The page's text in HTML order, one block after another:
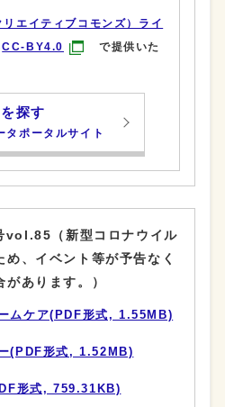
エイティブコモンズ）ライ
CC-BY4.0
で提供いた
探す
タポータルサイト
vol.85（新型コロナウイル
め、イベント等が予告なく
あります。）
ムケア(PDF形式, 1.55MB)
(PDF形式, 1.52MB)
形式, 759.31KB)